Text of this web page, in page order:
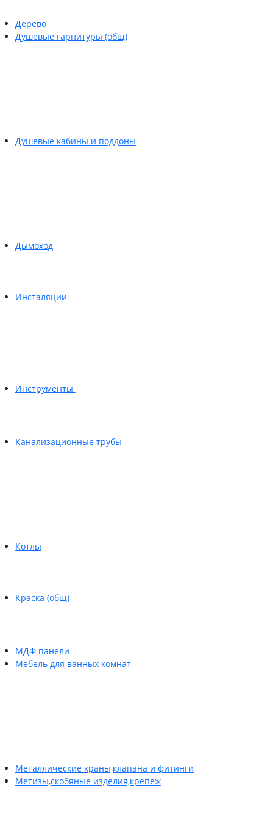
Дерево
Душевые гарнитуры (общ)
Душевые кабины и поддоны
Дымоход
Инсталяции
Инструменты
Канализационные трубы
Котлы
Краска (общ)
МДФ панели
Мебель для ванных комнат
Металлические краны,клапана и фитинги
Метизы,скобяные изделия,крепеж